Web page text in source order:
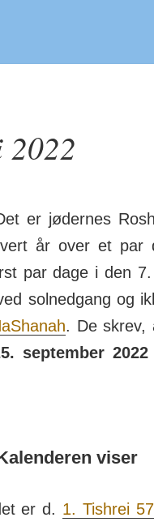
2022
er jødernes
år over et par
par dage i den
sol­ned­gang og
. De skrev,
sep­tember
viser
er d. 1. Tishrei